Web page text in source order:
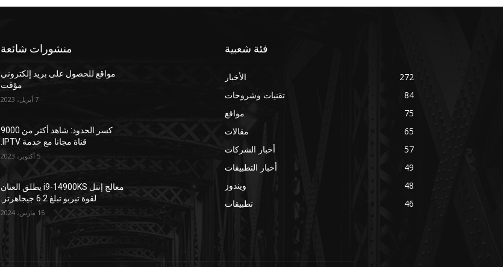
منشورات شائعة
مواقع للحصول على بريد إلكتروني
مؤقت
7 أبريل، 2023
كسر الحدود: شاهد أكثر من 9000
قناة مجانا مع خدمة IPTV.
5 أكتوبر، 2023
معالج إنتل i9-14900KS يطلق العنان
لقوة تيربو تبلغ 6.2 جيجاهرتز.
15 مارس، 2024
فئة شعبية
الأخبار
272
تقنيات وشروحات
84
مواقع
75
مقالات
65
أخبار الشركات
57
أخبار التطبيقات
49
ويندوز
48
تطبيقات
46